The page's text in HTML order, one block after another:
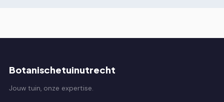
Botanischetuinutrecht
Jouw tuin, onze expertise.